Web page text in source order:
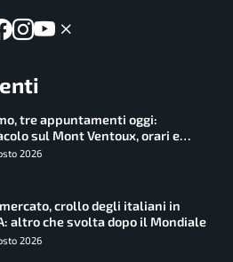
tre appuntamenti oggi:
sul Mont Ventoux, orari e
2026
crollo degli italiani in
altro che svolta dopo il Mondiale
2026